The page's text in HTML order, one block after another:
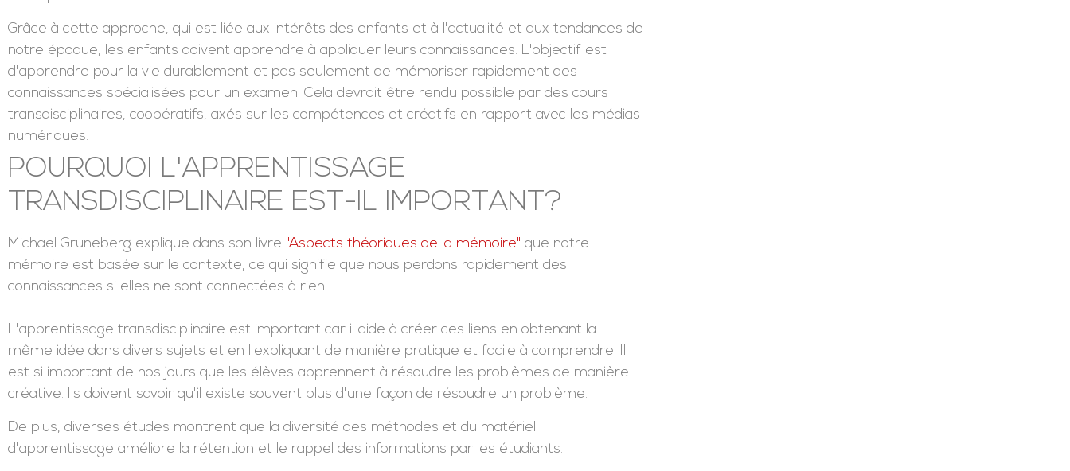
Grâce à cette approche, qui est liée aux intérêts des enfants et à l'actualité et aux tendances de
notre époque, les enfants doivent apprendre à appliquer leurs connaissances. L'objectif est
d'apprendre pour la vie durablement et pas seulement de mémoriser rapidement des
connaissances spécialisées pour un examen. Cela devrait être rendu possible par des cours
transdisciplinaires, coopératifs, axés sur les compétences et créatifs en rapport avec les médias
numériques.
POURQUOI L'APPRENTISSAGE
TRANSDISCIPLINAIRE EST-IL IMPORTANT?
Michael Gruneberg explique dans son livre "Aspects théoriques de la mémoire" que notre
mémoire est basée sur le contexte, ce qui signifie que nous perdons rapidement des
connaissances si elles ne sont connectées à rien.
L'apprentissage transdisciplinaire est important car il aide à créer ces liens en obtenant la
même idée dans divers sujets et en l'expliquant de manière pratique et facile à comprendre. Il
est si important de nos jours que les élèves apprennent à résoudre les problèmes de manière
créative. Ils doivent savoir qu'il existe souvent plus d'une façon de résoudre un problème.
De plus, diverses études montrent que la diversité des méthodes et du matériel
d'apprentissage améliore la rétention et le rappel des informations par les étudiants.